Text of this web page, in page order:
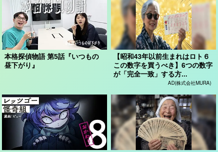
本格探偵物語 第5話『いつもの
昼下がり』
【昭和43年以前生まれはロト６
この数字を買うべき】6つの数字
が「完全一致」する方...
AD(株式会社MURA)